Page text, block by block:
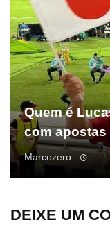
Quem é
com
Marcozero
DEIXE UM